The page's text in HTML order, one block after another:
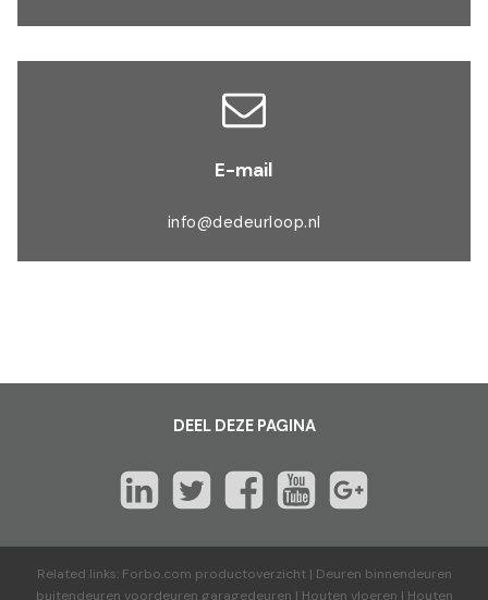
E-mail
info@dedeurloop.nl
DEEL DEZE PAGINA
Related links: Forbo.com productoverzicht| Deuren binnendeuren
buitendeuren voordeuren garagedeuren | Houten vloeren | Houten